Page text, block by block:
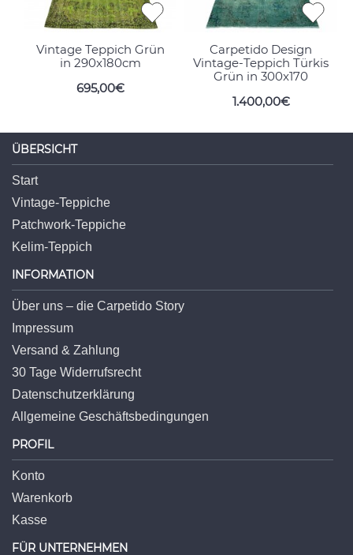
Vintage Teppich Grün
in 290x180cm
695,00€
Carpetido Design
Vintage-Teppich Türkis
Grün in 300x170
1.400,00€
ÜBERSICHT
Start
Vintage-Teppiche
Patchwork-Teppiche
Kelim-Teppich
INFORMATION
Über uns – die Carpetido Story
Impressum
Versand & Zahlung
30 Tage Widerrufsrecht
Datenschutzerklärung
Allgemeine Geschäftsbedingungen
PROFIL
Konto
Warenkorb
Kasse
FÜR UNTERNEHMEN